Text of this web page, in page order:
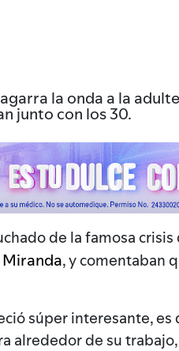
la onda a la
junto con los 30.
de la famosa
Miranda, y comentaban
súper interesante,
alrededor de su